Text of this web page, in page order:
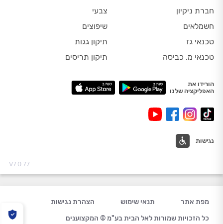
חברת ניקיון
חשמלאים
טכנאי גז
טכנאי מ. כביסה
צבעי
שיפוצים
תיקון גגות
תיקון תריסים
הורידו את
האפליקציה שלנו
נגישות
V7.0.77
מפת אתר תנאי שימוש
הצהרת נגישות
כל הזכויות שמורות לאל הבית בע"מ © המקצוענים